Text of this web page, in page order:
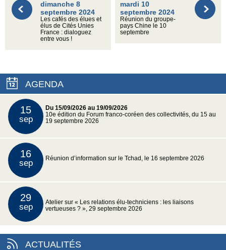
dimanche 8
septembre 2024
Les cafés des élues et
élus de Cités Unies
France : dialoguez
entre vous !
mardi 10
septembre 2024
Réunion du groupe-
pays Chine le 10
septembre
AGENDA
15
sep
Du 15/09/2026 au 19/09/2026
10e édition du Forum franco-coréen des collectivités, du 15 au
19 septembre 2026
16
sep Réunion d’information sur le Tchad, le 16 septembre 2026
29
sep
Atelier sur « Les relations élu-techniciens : les liaisons
vertueuses ? », 29 septembre 2026
ACTUALITÉS